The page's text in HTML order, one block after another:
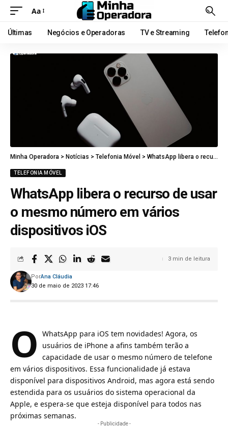
Aa
Últimas Negócios e Operadoras TV e Streaming
Minha Operadora > Notícias > Telefonia Móvel > WhatsApp libera o recurso de usar o mesmo número em vários dispositivos iOS
TELEFONIA MÓVEL
WhatsApp libera o recurso de usar
o mesmo número em vários
dispositivos iOS
30 de maio de 2023 17:46
PorAna Cláudia
3 min de leitura
O WhatsApp para iOS tem novidades! Agora, os
usuários de iPhone a afins também terão a
capacidade de usar o mesmo número de telefone
em vários dispositivos. Essa funcionalidade já estava
disponível para dispositivos Android, mas agora está sendo
estendida para os usuários do sistema operacional da
Apple, e espera-se que esteja disponível para todos nas
próximas semanas.
- Publicidade -